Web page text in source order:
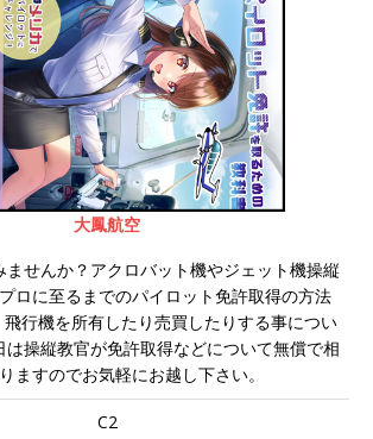
大鳳航空
ませんか？アクロバット機やジェット機操縦
ロに至るまでのパイロット免許取得の方法
行機を所有したり売買したりする事につい
は操縦教官が免許取得などについて無償で相
ますのでお気軽にお越し下さい。
C2